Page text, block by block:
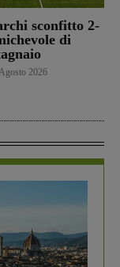
sconfitto 2-
di
2026